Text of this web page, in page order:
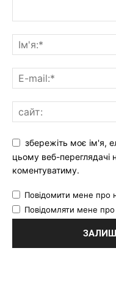
збережіть моє ім'я,
цьому веб-переглядачі
коментуватиму.
Повідомити мене про
Повідомляти мене